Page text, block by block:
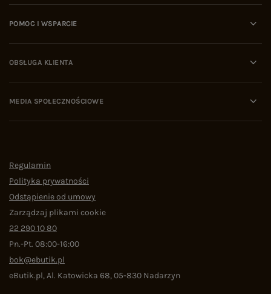
POMOC I WSPARCIE
OBSŁUGA KLIENTA
MEDIA SPOŁECZNOŚCIOWE
Regulamin
Polityka prywatności
Odstąpienie od umowy
Zarządzaj plikami cookie
22 290 10 80
Pn.-Pt. 08:00-16:00
bok@ebutik.pl
eButik.pl,Al. Katowicka 68,05-830 Nadarzyn